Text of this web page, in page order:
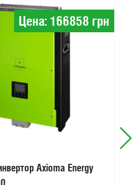
Цена: 166858 грн
Axioma Energy